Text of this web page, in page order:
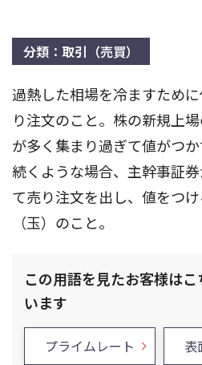
分類：取引（売買）
過熱した相場を冷ますため
り注文のこと。株の新規上
が多く集まり過ぎて値がつ
続くような場合、主幹事証
て売り注文を出し、値をつ
（玉）のこと。
この用語を見たお客様は
います
プライムレート 表